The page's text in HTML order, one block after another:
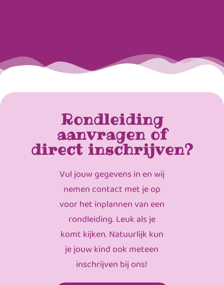
Rondleiding
aanvragen of
direct inschrijven?
Vul jouw gegevens in en wij
nemen contact met je op
voor het inplannen van een
rondleiding. Leuk als je
komt kijken. Natuurlijk kun
je jouw kind ook meteen
inschrijven bij ons!